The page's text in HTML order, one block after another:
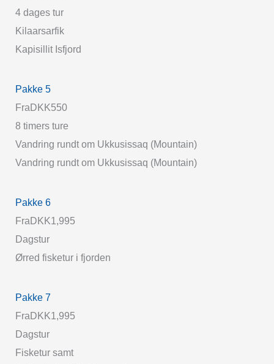
4 dages tur
Kilaarsarfik
Kapisillit Isfjord
Pakke 5
FraDKK550
8 timers ture
Vandring rundt om Ukkusissaq (Mountain)
Vandring rundt om Ukkusissaq (Mountain)
Pakke 6
FraDKK1,995
Dagstur
Ørred fisketur i fjorden
Pakke 7
FraDKK1,995
Dagstur
Fisketur samt